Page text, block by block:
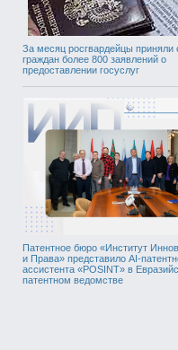
За месяц росгвардейцы приняли
граждан более 800 заявлений о
предоставлении госуслуг
Патентное бюро «Институт
и Права» представило AI-
ассистента «POSINT» в
патентном ведомстве